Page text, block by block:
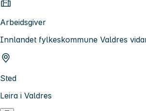
Arbeidsgiver
Innlandet fylkeskommune Valdres
Sted
Leira i Valdres